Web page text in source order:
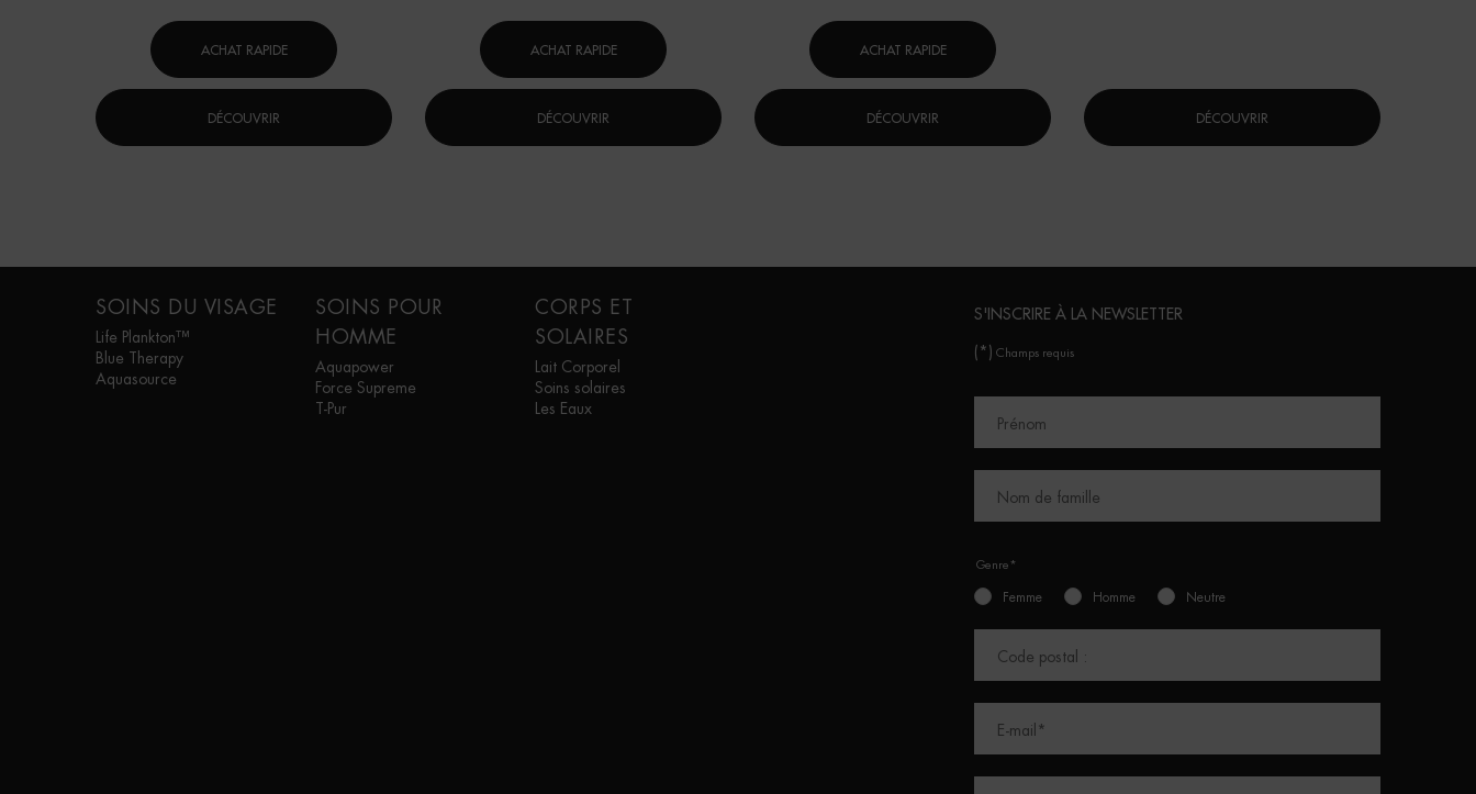
ACHAT RAPIDE
DÉCOUVRIR
ACHAT RAPIDE
DÉCOUVRIR
ACHAT RAPIDE
DÉCOUVRIR DÉCOUVRIR
SOINS DU VISAGE
Life Plankton™
Blue Therapy
Aquasource
SOINS POUR
HOMME
Aquapower
Force Supreme
T-Pur
CORPS ET
SOLAIRES
Lait Corporel
Soins solaires
Les Eaux
S'INSCRIRE À LA NEWSLETTER
(*) Champs requis
Prénom
Nom de famille
Genre*
Femme Homme Neutre
Code postal :
E-mail *